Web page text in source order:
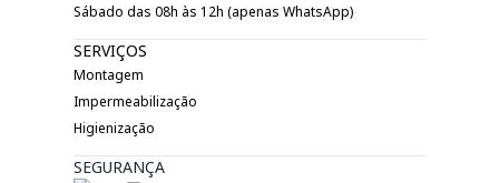
Sábado das 08h às 12h (apenas WhatsApp)
SERVIÇOS
Montagem
Impermeabilização
Higienização
SEGURANÇA